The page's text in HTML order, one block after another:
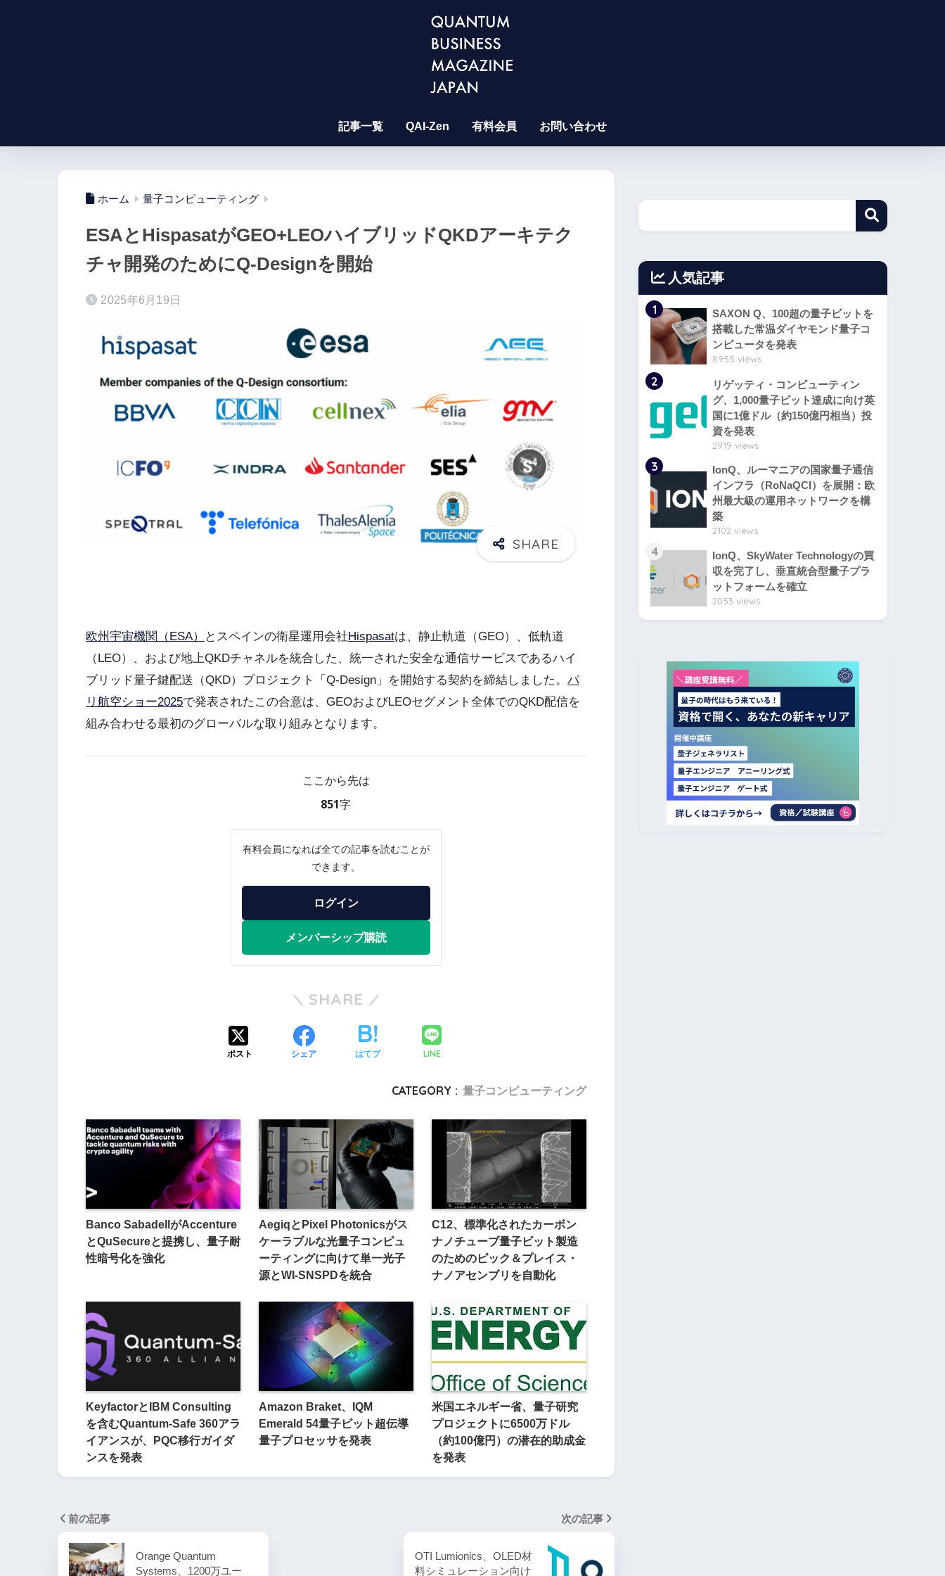
記事一覧 QAI-Zen 有料会員 お問い合わせ
ホーム 量子コンピューティング
ESAとHispasatがGEO+LEOハイブリッドQKDアーキテク
チャ開発のためにQ-Designを開始
2025年6月19日
欧州宇宙機関（ESA） とスペインの衛星運用会社Hispasatは、静止軌道（GEO）、低軌道
（LEO）、および地上QKDチャネルを統合した、統一された安全な通信サービスであるハイ
ブリッド量子鍵配送（QKD）プロジェクト「Q-Design」を開始する契約を締結しました。 パ
リ航空ショー2025で発表されたこの合意は、GEOおよびLEOセグメント全体でのQKD配信を
組み合わせる最初のグローバルな取り組みとなります。
ここから先は
851字
有料会員になれば全ての記事を読むことが
できます。
ログイン
メンバーシップ購読
SHARE
ポスト シェア はてブ LINE
CATEGORY : 量子コンピューティング
Banco SabadellがAccenture
とQuSecureと提携し、量子耐
性暗号化を強化
AegiqとPixel Photonicsがス
ケーラブルな光量子コンピュ
ーティングに向けて単一光子
源とWI-SNSPDを統合
C12、標準化されたカーボン
ナノチューブ量子ビット製造
のためのピック＆プレイス・
ナノアセンブリを自動化
KeyfactorとIBM Consulting
を含むQuantum-Safe 360アラ
イアンスが、PQC移行ガイダ
ンスを発表
Amazon Braket、IQM
Emerald 54量子ビット超伝導
量子プロセッサを発表
米国エネルギー省、量子研究
プロジェクトに6500万ドル
（約100億円）の潜在的助成金
を発表
前の記事
Orange Quantum
Systems、1200万ユー
次の記事
OTI Lumionics、OLED材
料シミュレーション向け
人気記事
1
SAXON Q、100超の量子ビットを
搭載した常温ダイヤモンド量子コ
ンピュータを発表
8955 views
2
リゲッティ・コンピューティン
グ、1,000量子ビット達成に向け英
国に1億ドル（約150億円相当）投
資を発表
2919 views
3
IonQ、ルーマニアの国家量子通信
インフラ（RoNaQCI）を展開：欧
州最大級の運用ネットワークを構
築
2102 views
4
IonQ、SkyWater Technologyの買
収を完了し、垂直統合型量子プラ
ットフォームを確立
2053 views